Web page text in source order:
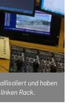
und haben
Rack.